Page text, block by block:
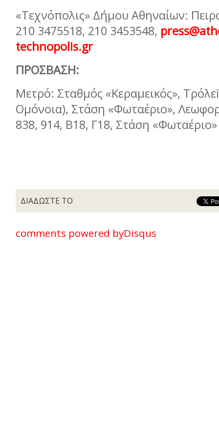
«Τεχνόπολις» Δήμου Αθηναίων:
210 3475518, 210 3453548,
technopolis.gr
ΠΡΟΣΒΑΣΗ:
Μετρό: Σταθμός «Κεραμεικός»,
Ομόνοια), Στάση «Φωταέριο»,
838, 914, Β18, Γ18, Στάση «Φωταέριο»
ΔΙΑΔΩΣΤΕ ΤΟ
comments powered byDisqus